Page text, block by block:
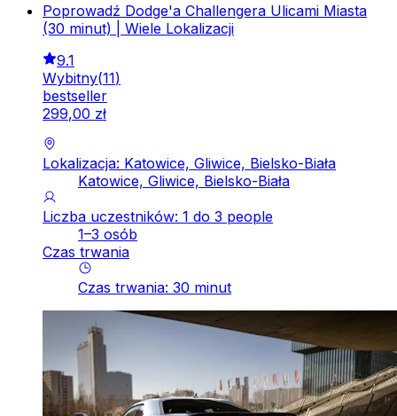
Poprowadź Dodge'a Challengera Ulicami Miasta
(30 minut) | Wiele Lokalizacji
9.1
Wybitny(11)
bestseller
299,00 zł
Lokalizacja: Katowice, Gliwice, Bielsko-Biała
Katowice, Gliwice, Bielsko-Biała
Liczba uczestników: 1 do 3 people
1–3 osób
Czas trwania
Czas trwania: 30 minut